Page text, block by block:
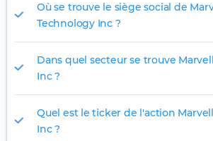
Où se trouve le siège social de
Technology Inc ?
Dans quel secteur se trouve
Inc ?
Quel est le ticker de l'action
Inc ?